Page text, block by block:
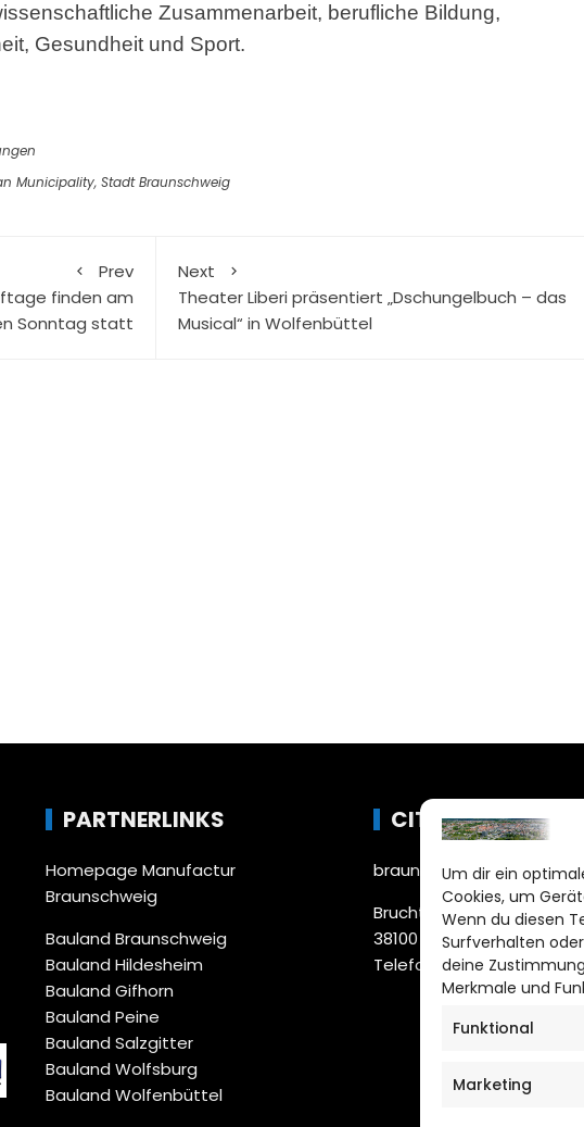
Um dir ein
Cookies, um
Wenn du diesen
Surfverhalten
deine
Merkmale und
Funktional
Marketing
Zusammenarbeit, berufliche Bildung,
Gesundheit und Sport.
Municipality, Stadt Braunschweig
Prev
finden am
Sonntag statt
Next
Theater Liberi präsentiert „Dschungelbuch – das
Musical“ in Wolfenbüttel
PARTNERLINKS
Homepage Manufactur
Braunschweig
Bauland Braunschweig
Bauland Hildesheim
Bauland Gifhorn
Bauland Peine
Bauland Salzgitter
Bauland Wolfsburg
Bauland Wolfenbüttel
CITYLIFE!
Bruchtorwall 12
38100 Braunschweig
Telefon: 0531 387220 – 65